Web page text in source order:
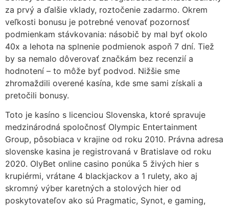
za prvý a ďalšie vklady, roztočenie zadarmo. Okrem
veľkosti bonusu je potrebné venovať pozornosť
podmienkam stávkovania: násobič by mal byť okolo
40x a lehota na splnenie podmienok aspoň 7 dní. Tiež
by sa nemalo dôverovať značkám bez recenzií a
hodnotení – to môže byť podvod. Nižšie sme
zhromaždili overené kasína, kde sme sami získali a
pretočili bonusy.
Toto je kasíno s licenciou Slovenska, ktoré spravuje
medzinárodná spoločnosť Olympic Entertainment
Group, pôsobiaca v krajine od roku 2010. Právna adresa
slovenske kasina je registrovaná v Bratislave od roku
2020. OlyBet online casino ponúka 5 živých hier s
krupiérmi, vrátane 4 blackjackov a 1 rulety, ako aj
skromný výber karetných a stolových hier od
poskytovateľov ako sú Pragmatic, Synot, e gaming,